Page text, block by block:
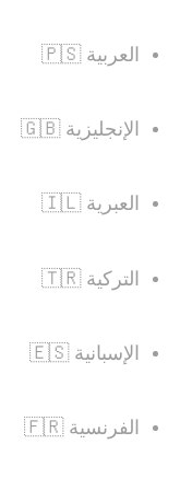
العربية 🇵🇸
الإنجليزية 🇬🇧
العبرية 🇮🇱
التركية 🇹🇷
الإسبانية 🇪🇸
الفرنسية 🇫🇷